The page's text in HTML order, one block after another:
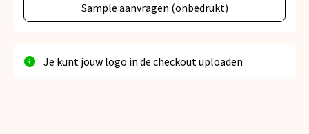
Sample aanvragen (onbedrukt)
Je kunt jouw logo in de checkout uploaden